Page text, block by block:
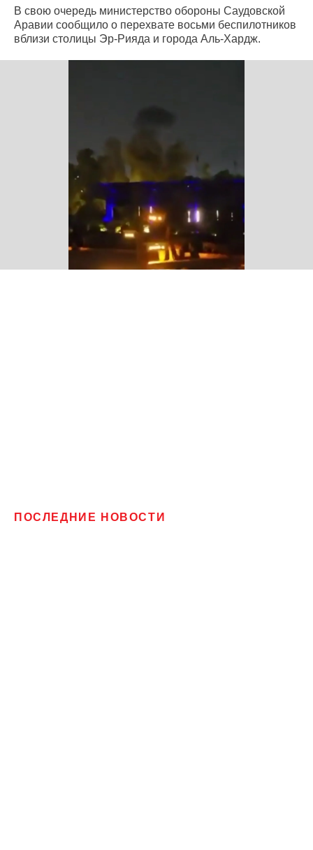
В свою очередь министерство обороны Саудовской
Аравии сообщило о перехвате восьми беспилотников
вблизи столицы Эр-Рияда и города Аль-Хардж.
ПОСЛЕДНИЕ НОВОСТИ